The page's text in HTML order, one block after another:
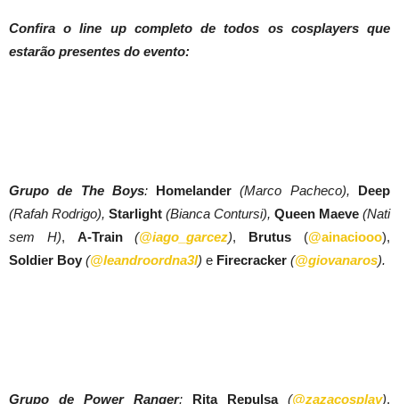
Confira o line up completo de todos os cosplayers que
estarão presentes do evento:
Grupo de The Boys: Homelander (Marco Pacheco),
Deep
(Rafah Rodrigo), Starlight (Bianca Contursi), Queen Maeve (Nati
sem H), A-Train (@iago_garcez), Brutus (@ainaciooo),
Soldier Boy (@leandroordna3l) e Firecracker (@giovanaros).
Grupo de Power Ranger: Rita Repulsa (@zazacosplay),